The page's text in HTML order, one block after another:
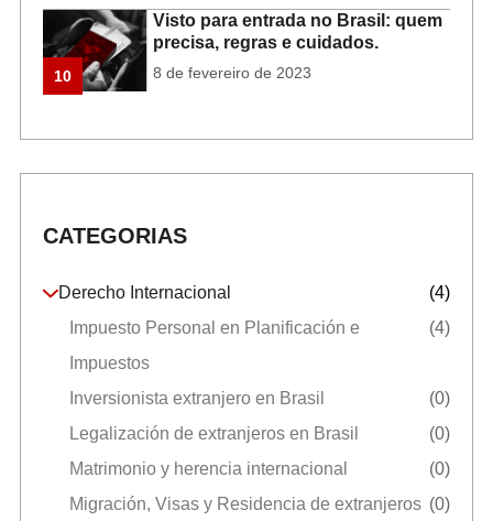
10
Visto para entrada no Brasil: quem
precisa, regras e cuidados.
8 de fevereiro de 2023
CATEGORIAS
Derecho Internacional
(4)
Impuesto Personal en Planificación e
Impuestos
(4)
Inversionista extranjero en Brasil
(0)
Legalización de extranjeros en Brasil
(0)
Matrimonio y herencia internacional
(0)
Migración, Visas y Residencia de extranjeros (0)